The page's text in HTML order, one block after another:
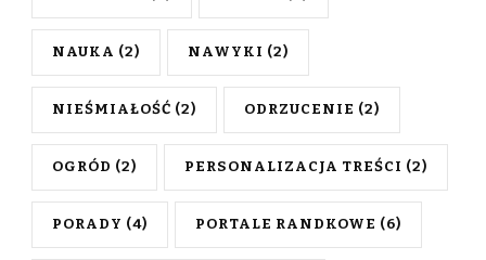
NAUKA (2) NAWYKI (2)
NIEŚMIAŁOŚĆ (2) ODRZUCENIE (2)
OGRÓD (2) PERSONALIZACJA TREŚCI (2)
PORADY (4) PORTALE RANDKOWE (6)